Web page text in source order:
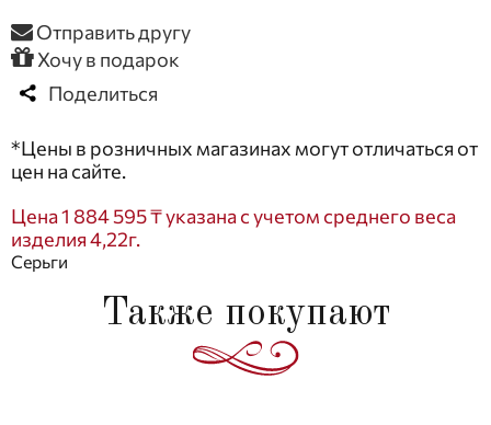
Отправить другу
Хочу в подарок
Поделиться
*Цены в розничных магазинах могут отличаться от
цен на сайте.
Цена 1 884 595 ₸ указана с учетом среднего веса
изделия 4,22г.
Серьги
Также покупают